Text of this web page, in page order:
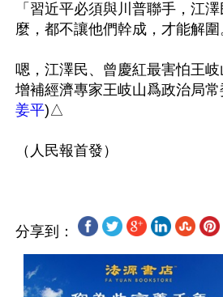
「習近平必須與川普聯手，江
麼，都不讓他們幹成，才能解圍
嗯，江澤民、曾慶紅最害怕王
增補經濟專家王岐山爲政治局
姜平)△
分享到：